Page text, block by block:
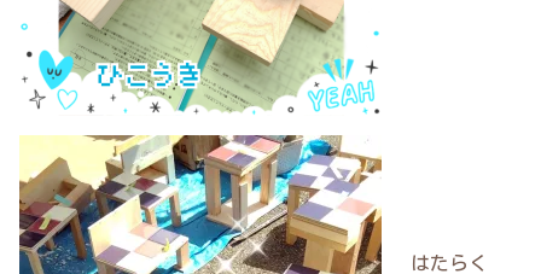
はたらく